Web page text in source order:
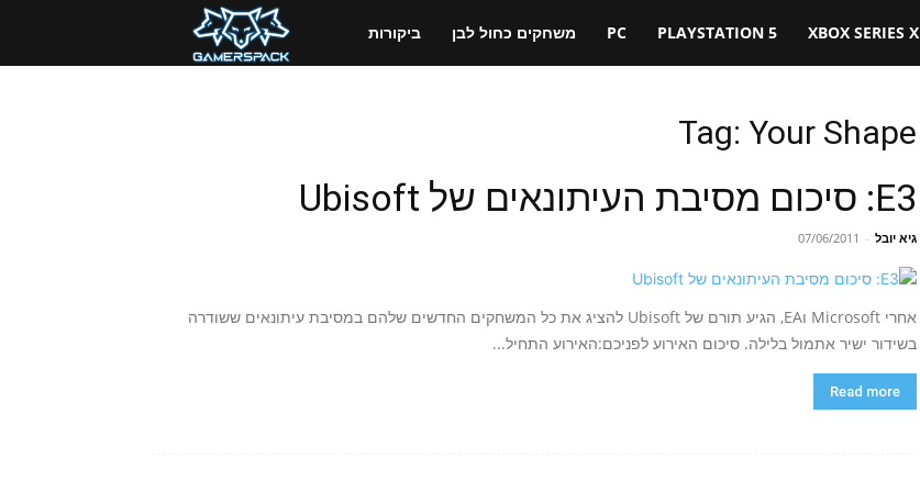
ביקורות משחקים כחול לבן PC PLAYSTATION 5 XBOX SERIES X
Tag: Your Shape
E3: סיכום מסיבת העיתונאים של Ubisoft
גיא יובל -
07/06/2011
אחרי Microsoft וEA, הגיע תורם של Ubisoft להציג את כל המשחקים החדשים שלהם במסיבת עיתונאים ששודרה
בשידור ישיר אתמול בלילה. סיכום האירוע לפניכם:האירוע התחיל...
Read more